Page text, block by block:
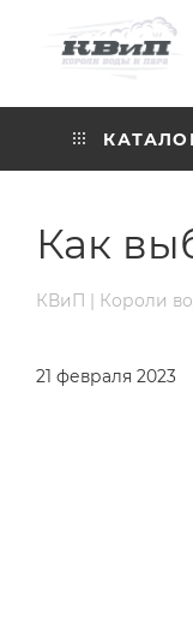
Как
КВиП | Короли
21 февраля 2023